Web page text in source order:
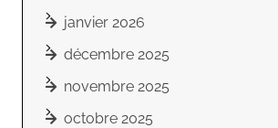
janvier 2026
décembre 2025
novembre 2025
octobre 2025